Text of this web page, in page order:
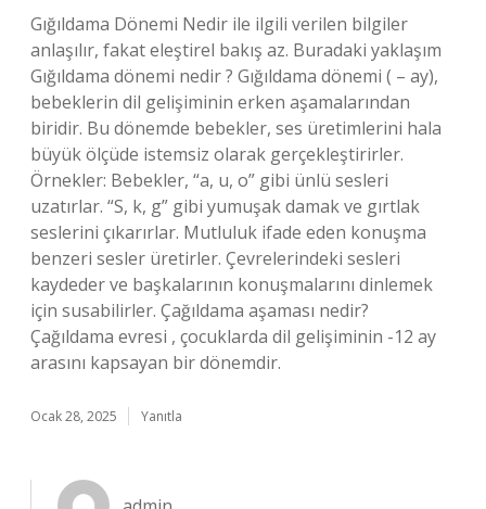
Gığıldama Dönemi Nedir ile ilgili verilen bilgiler
anlaşılır, fakat eleştirel bakış az. Buradaki yaklaşım
Gığıldama dönemi nedir ? Gığıldama dönemi ( – ay),
bebeklerin dil gelişiminin erken aşamalarından
biridir. Bu dönemde bebekler, ses üretimlerini hala
büyük ölçüde istemsiz olarak gerçekleştirirler.
Örnekler: Bebekler, “a, u, o” gibi ünlü sesleri
uzatırlar. “S, k, g” gibi yumuşak damak ve gırtlak
seslerini çıkarırlar. Mutluluk ifade eden konuşma
benzeri sesler üretirler. Çevrelerindeki sesleri
kaydeder ve başkalarının konuşmalarını dinlemek
için susabilirler. Çağıldama aşaması nedir?
Çağıldama evresi , çocuklarda dil gelişiminin -12 ay
arasını kapsayan bir dönemdir.
Ocak 28, 2025 Yanıtla